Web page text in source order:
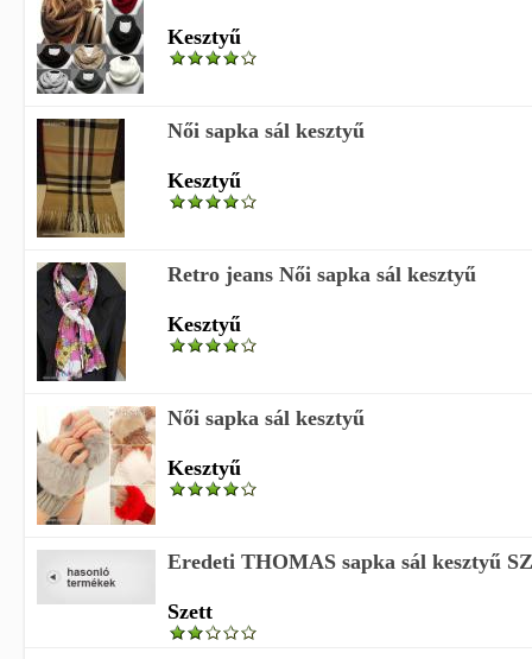
Kesztyű
Női sapka sál kesztyű
Kesztyű
Retro jeans Női sapka sál kesztyű
Kesztyű
Női sapka sál kesztyű
Kesztyű
Eredeti THOMAS sapka sál kesztyű
Szett